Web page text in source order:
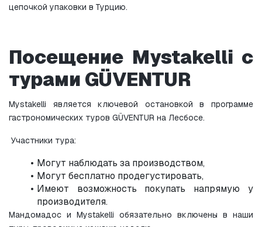
цепочкой упаковки в Турцию.
Посещение Mystakelli с
турами GÜVENTUR
Mystakelli является ключевой остановкой в программе
гастрономических туров GÜVENTUR на Лесбосе.
Участники тура:
Могут наблюдать за производством,
Могут бесплатно продегустировать,
Имеют возможность покупать напрямую у
производителя.
Мандомадос и Mystakelli обязательно включены в наши